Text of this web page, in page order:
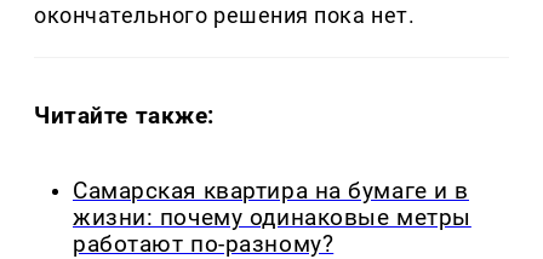
окончательного решения пока нет.
Читайте также:
Самарская квартира на бумаге и в
жизни: почему одинаковые метры
работают по-разному?